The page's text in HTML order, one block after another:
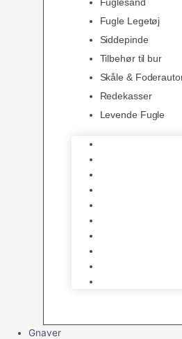
Fugle Legetøj
Siddepinde
Tilbehør til bur
Skåle &
Redekasser
Levende Fugle
Gnaver